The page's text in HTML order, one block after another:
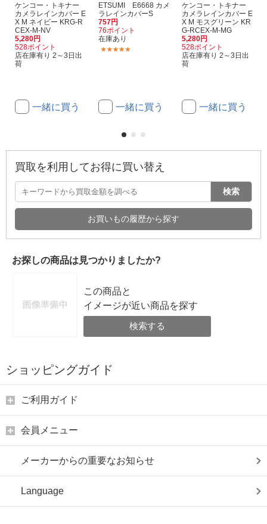
ケンコー・トキナー
カメラレインカバー E
X M ネイビー KRG-R
CEX-M-NV
5,280円
528ポイント
店在庫有り 2～3日出
荷
一緒に買う
ETSUMI E6668 カメ
ラレインカバーS
757円
76ポイント
在庫あり
一緒に買う
ケンコー・トキナー
カメラレインカバー E
X M モスグリーン KR
G-RCEX-M-MG
5,280円
528ポイント
店在庫有り 2～3日出
荷
一緒に買う
買取を利用してお得に買い替え
検索
お買いもの履歴から探す
お探しの商品は見つかりましたか?
この商品と
イメージが近い商品を探す
検索する
ショッピングガイド
ご利用ガイド
会員メニュー
メーカーからの重要なお知らせ
Language